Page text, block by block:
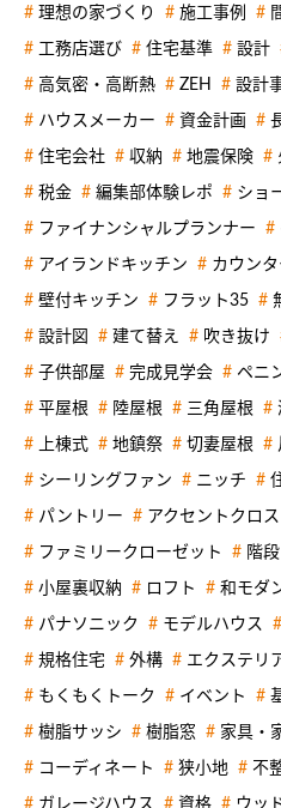
理想の家づくり 施工事例
工務店選び 住宅基準 設計
高気密・高断熱 ZEH 設計
ハウスメーカー 資金計画
住宅会社 収納 地震保険
税金 編集部体験レポ ショ
ファイナンシャルプランナー
アイランドキッチン カウン
壁付キッチン フラット35
設計図 建て替え 吹き抜け
子供部屋 完成見学会 ペニ
平屋根 陸屋根 三角屋根
上棟式 地鎮祭 切妻屋根
シーリングファン ニッチ
パントリー アクセントクロス
ファミリークローゼット 階段
小屋裏収納 ロフト 和モダ
パナソニック モデルハウス
規格住宅 外構 エクステリ
もくもくトーク イベント
樹脂サッシ 樹脂窓 家具・
コーディネート 狭小地 不
ガレージハウス 資格 ウッ